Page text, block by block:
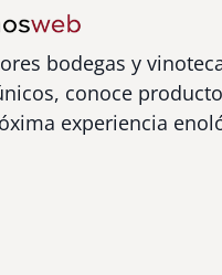
bodegas y
conoce
experiencia